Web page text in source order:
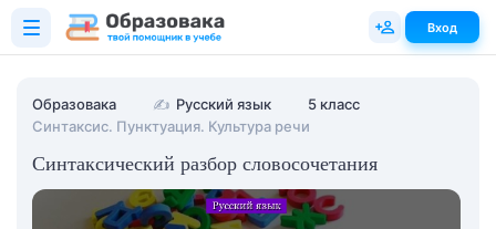
Образовака ✍ Русский язык
5 класс
Синтаксис. Пунктуация. Культура речи
Синтаксический разбор словосочетания
Вход